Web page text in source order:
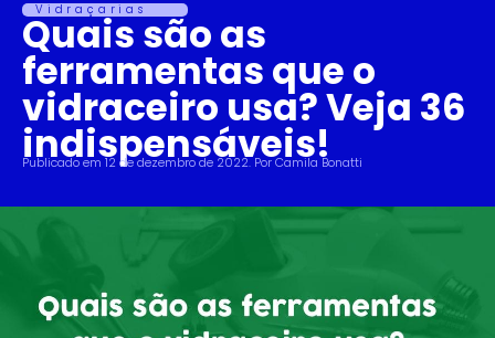
Vidraçarias
​​Quais são as
ferramentas que o
vidraceiro usa? Veja 36
indispensáveis!
Publicado em 12 de dezembro de 2022. PorCamila Bonatti